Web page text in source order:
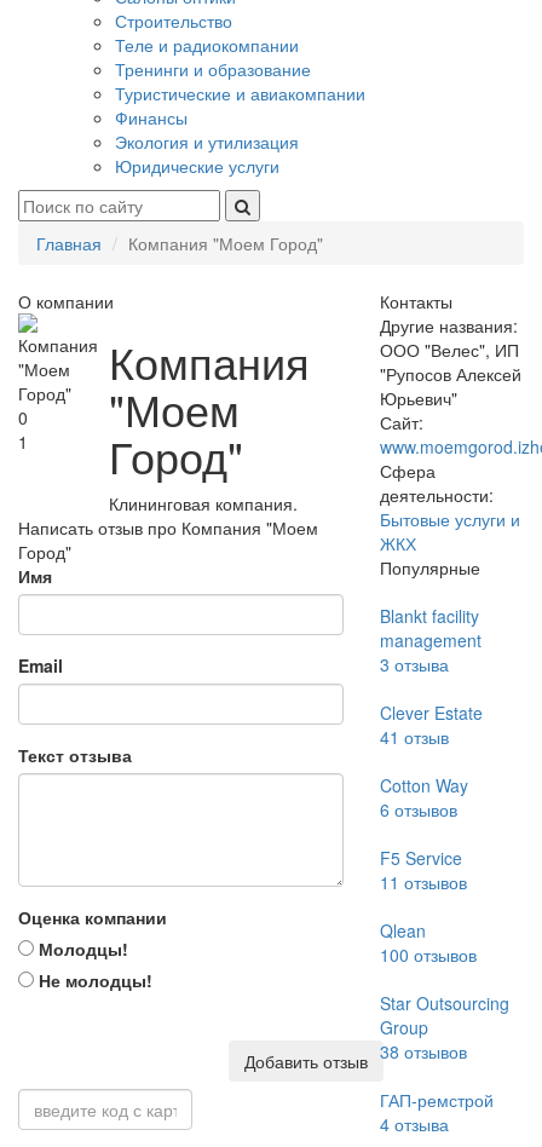
Строительство
Теле и радиокомпании
Тренинги и образование
Туристические и авиакомпании
Финансы
Экология и утилизация
Юридические услуги
Главная Компания "Моем Город"
О компании
0
1
Компания
"Моем
Город"
Клининговая компания.
Написать отзыв про Компания "Моем
Город"
Имя
Email
Текст отзыва
Оценка компании
Молодцы!
Не молодцы!
Добавить отзыв
Контакты
Другие названия:
ООО "Велес", ИП
"Рупосов Алексей
Юрьевич"
Сайт:
Сфера
деятельности:
Бытовые услуги и
ЖКХ
Популярные
Blankt facility
management
3 отзыва
Clever Estate
41 отзыв
Cotton Way
6 отзывов
F5 Service
11 отзывов
Qlean
100 отзывов
Star Outsourcing
Group
38 отзывов
ГАП-ремстрой
4отзыва